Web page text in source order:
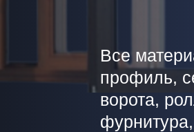
Все
профиль,
ворота,